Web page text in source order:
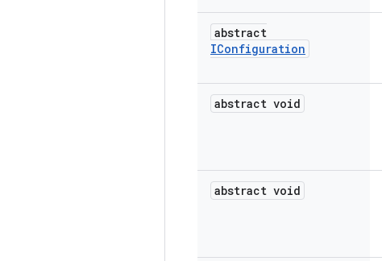
abstract
IConfiguration
abstract void
abstract void